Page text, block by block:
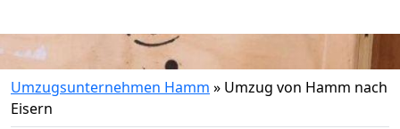
Umzugsunternehmen Hamm » Umzug von Hamm nach
Eisern